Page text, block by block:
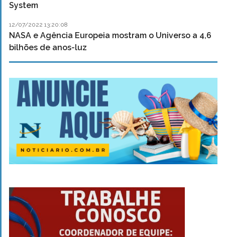
System
12/07/2022 13:20:08
NASA e Agência Europeia mostram o Universo a 4,6
bilhões de anos-luz